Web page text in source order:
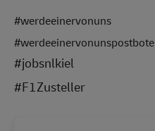
#werdeeinervonuns
#werdeeinervonunspostbote
#jobsnlkiel
#F1Zusteller